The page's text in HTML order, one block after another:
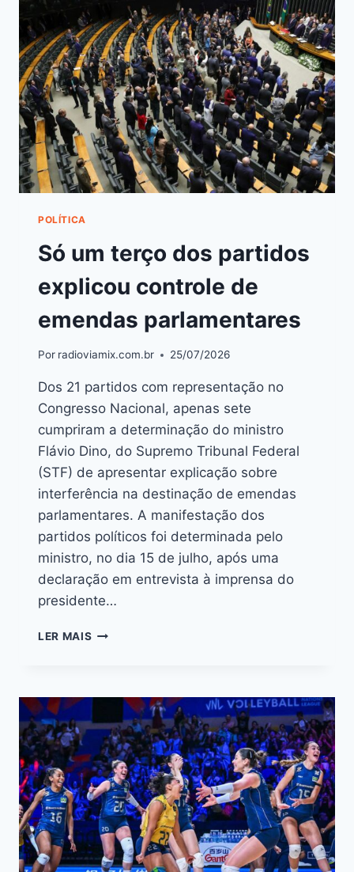
POLÍTICA
Só um terço dos partidos
explicou controle de
emendas parlamentares
Por radioviamix.com.br 25/07/2026
Dos 21 partidos com representação no
Congresso Nacional, apenas sete
cumpriram a determinação do ministro
Flávio Dino, do Supremo Tribunal Federal
(STF) de apresentar explicação sobre
interferência na destinação de emendas
parlamentares. A manifestação dos
partidos políticos foi determinada pelo
ministro, no dia 15 de julho, após uma
declaração em entrevista à imprensa do
presidente…
LER MAIS